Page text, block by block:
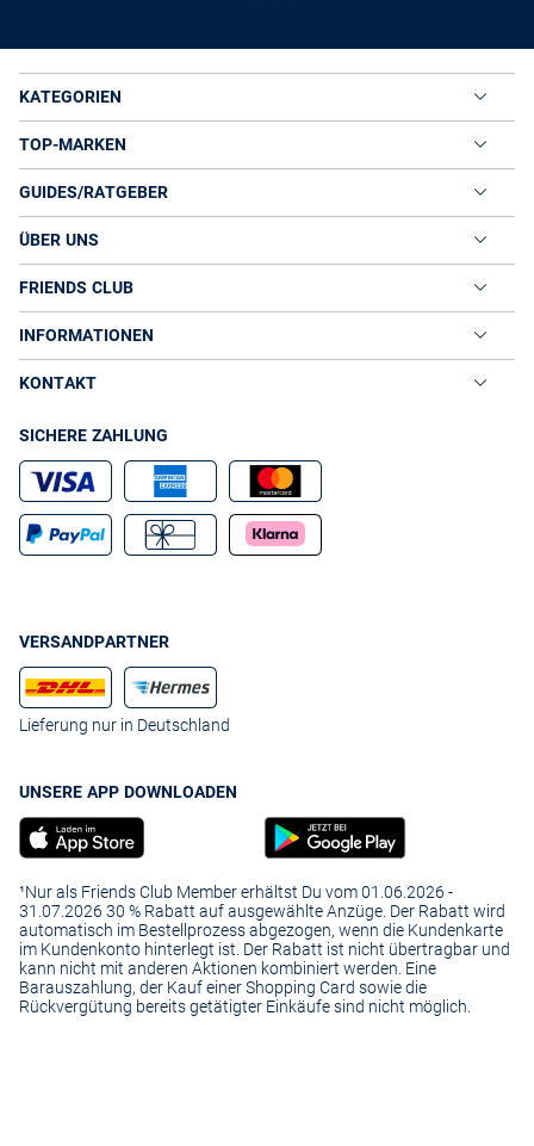
KATEGORIEN
TOP-MARKEN
GUIDES/RATGEBER
ÜBER UNS
FRIENDS CLUB
INFORMATIONEN
KONTAKT
SICHERE ZAHLUNG
VERSANDPARTNER
Lieferung nur in Deutschland
UNSERE APP DOWNLOADEN
¹Nur als Friends Club Member erhältst Du vom 01.06.2026 -
31.07.2026 30 % Rabatt auf ausgewählte Anzüge. Der Rabatt wird
automatisch im Bestellprozess abgezogen, wenn die Kundenkarte
im Kundenkonto hinterlegt ist. Der Rabatt ist nicht übertragbar und
kann nicht mit anderen Aktionen kombiniert werden. Eine
Barauszahlung, der Kauf einer Shopping Card sowie die
Rückvergütung bereits getätigter Einkäufe sind nicht möglich.